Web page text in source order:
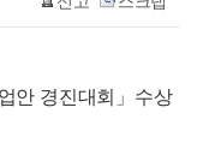
안 경진대회」수상